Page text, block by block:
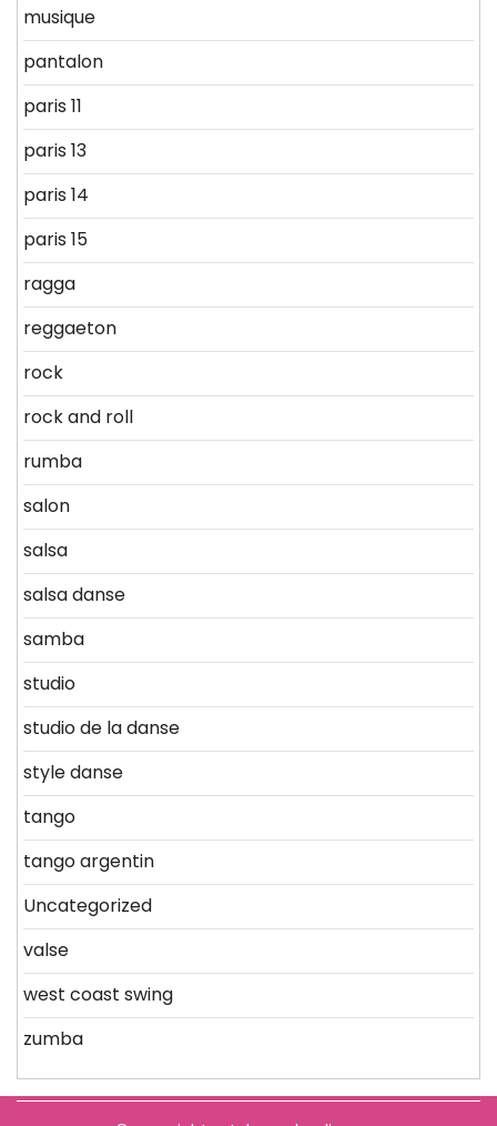
musique
pantalon
paris 11
paris 13
paris 14
paris 15
ragga
reggaeton
rock
rock and roll
rumba
salon
salsa
salsa danse
samba
studio
studio de la danse
style danse
tango
tango argentin
Uncategorized
valse
west coast swing
zumba